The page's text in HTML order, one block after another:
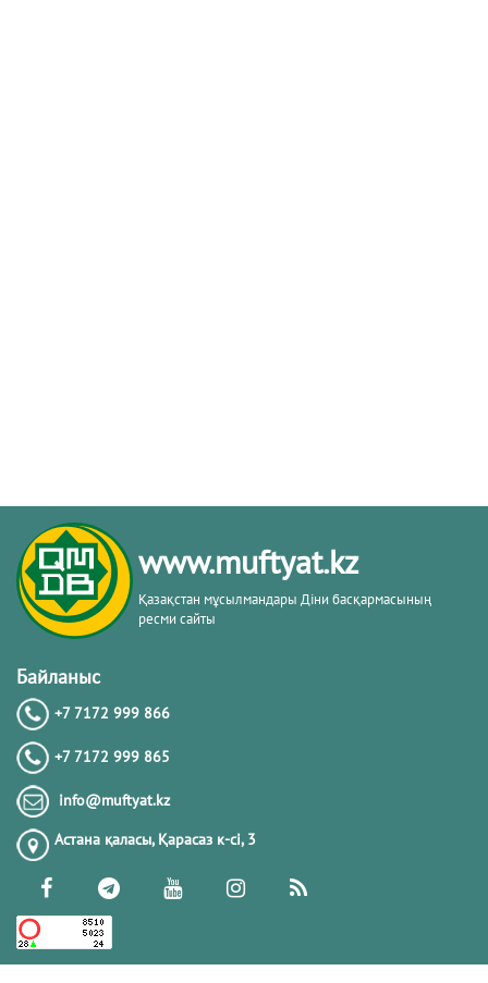
www.muftyat.kz
Қазақстан мұсылмандары Діни басқармасының
ресми сайты
Байланыс
+7 7172 999 866
+7 7172 999 865
info@muftyat.kz
Астана қаласы, Қарасаз к-сi, 3